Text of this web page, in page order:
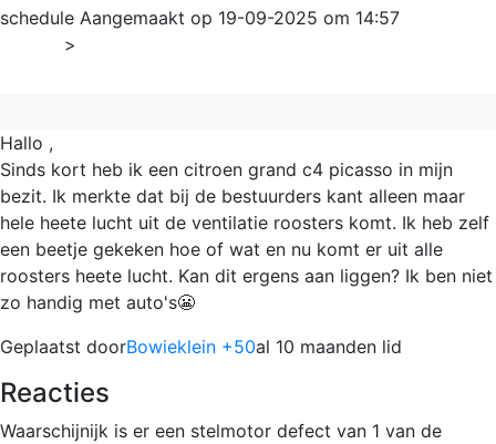
schedule Aangemaakt op 19-09-2025 om 14:57
>
Hallo ,
Sinds kort heb ik een citroen grand c4 picasso in mijn
bezit. Ik merkte dat bij de bestuurders kant alleen maar
hele heete lucht uit de ventilatie roosters komt. Ik heb zelf
een beetje gekeken hoe of wat en nu komt er uit alle
roosters heete lucht. Kan dit ergens aan liggen? Ik ben niet
zo handig met auto's😬
Geplaatst doorBowieklein +50al 10 maanden lid
Reacties
Waarschijnijk is er een stelmotor defect van 1 van de